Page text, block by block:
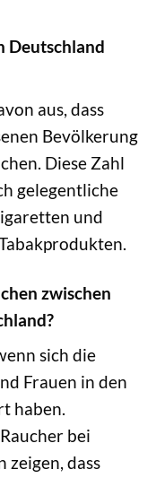
Deutschland
aus, dass
Bevölkerung
Diese Zahl
gelegentliche
und
zwischen
sich die
Frauen in den
haben.
bei
zeigen, dass